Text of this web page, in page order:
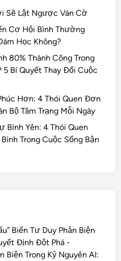
Sẽ Lật Ngược Ván Cờ
Cơ Hội Bình Thường
Học Không?
80% Thành Công Trong
5 Bí Quyết Thay Đổi Cuộc
Hơn: 4 Thói Quen Đơn
Bộ Tâm Trạng Mỗi Ngày
Bình Yên: 4 Thói Quen
Trong Cuộc Sống Bận
Biến Tư Duy Phản Biện
Định Đột Phá -
Biện Trong Kỷ Nguyên AI: